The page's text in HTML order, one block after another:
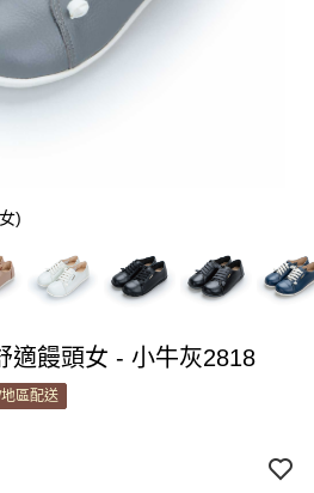
)
適饅頭女 - 小牛灰2818
地區配送